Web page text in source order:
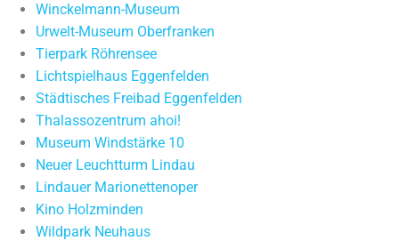
Winckelmann-Museum
Urwelt-Museum Oberfranken
Tierpark Röhrensee
Lichtspielhaus Eggenfelden
Städtisches Freibad Eggenfelden
Thalassozentrum ahoi!
Museum Windstärke 10
Neuer Leuchtturm Lindau
Lindauer Marionettenoper
Kino Holzminden
Wildpark Neuhaus